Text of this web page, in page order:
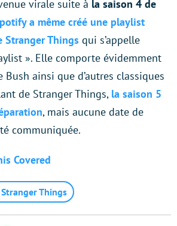
virale suite à la saison 4 de
a même créé une playlist
Stranger Things qui s’appelle
». Elle comporte évidemment
Bush ainsi que d’autres classiques
de Stranger Things, la saison 5
, mais aucune date de
communiquée.
Covered
Stranger Things